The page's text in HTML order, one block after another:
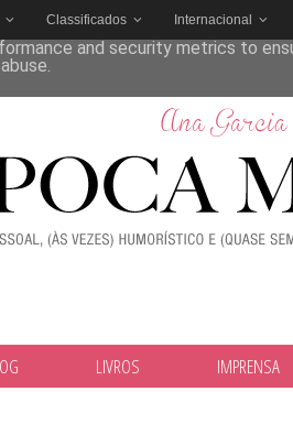
Classificados Internacional
LIVROS IMPRENSA
its services and to analyze
and security metrics to